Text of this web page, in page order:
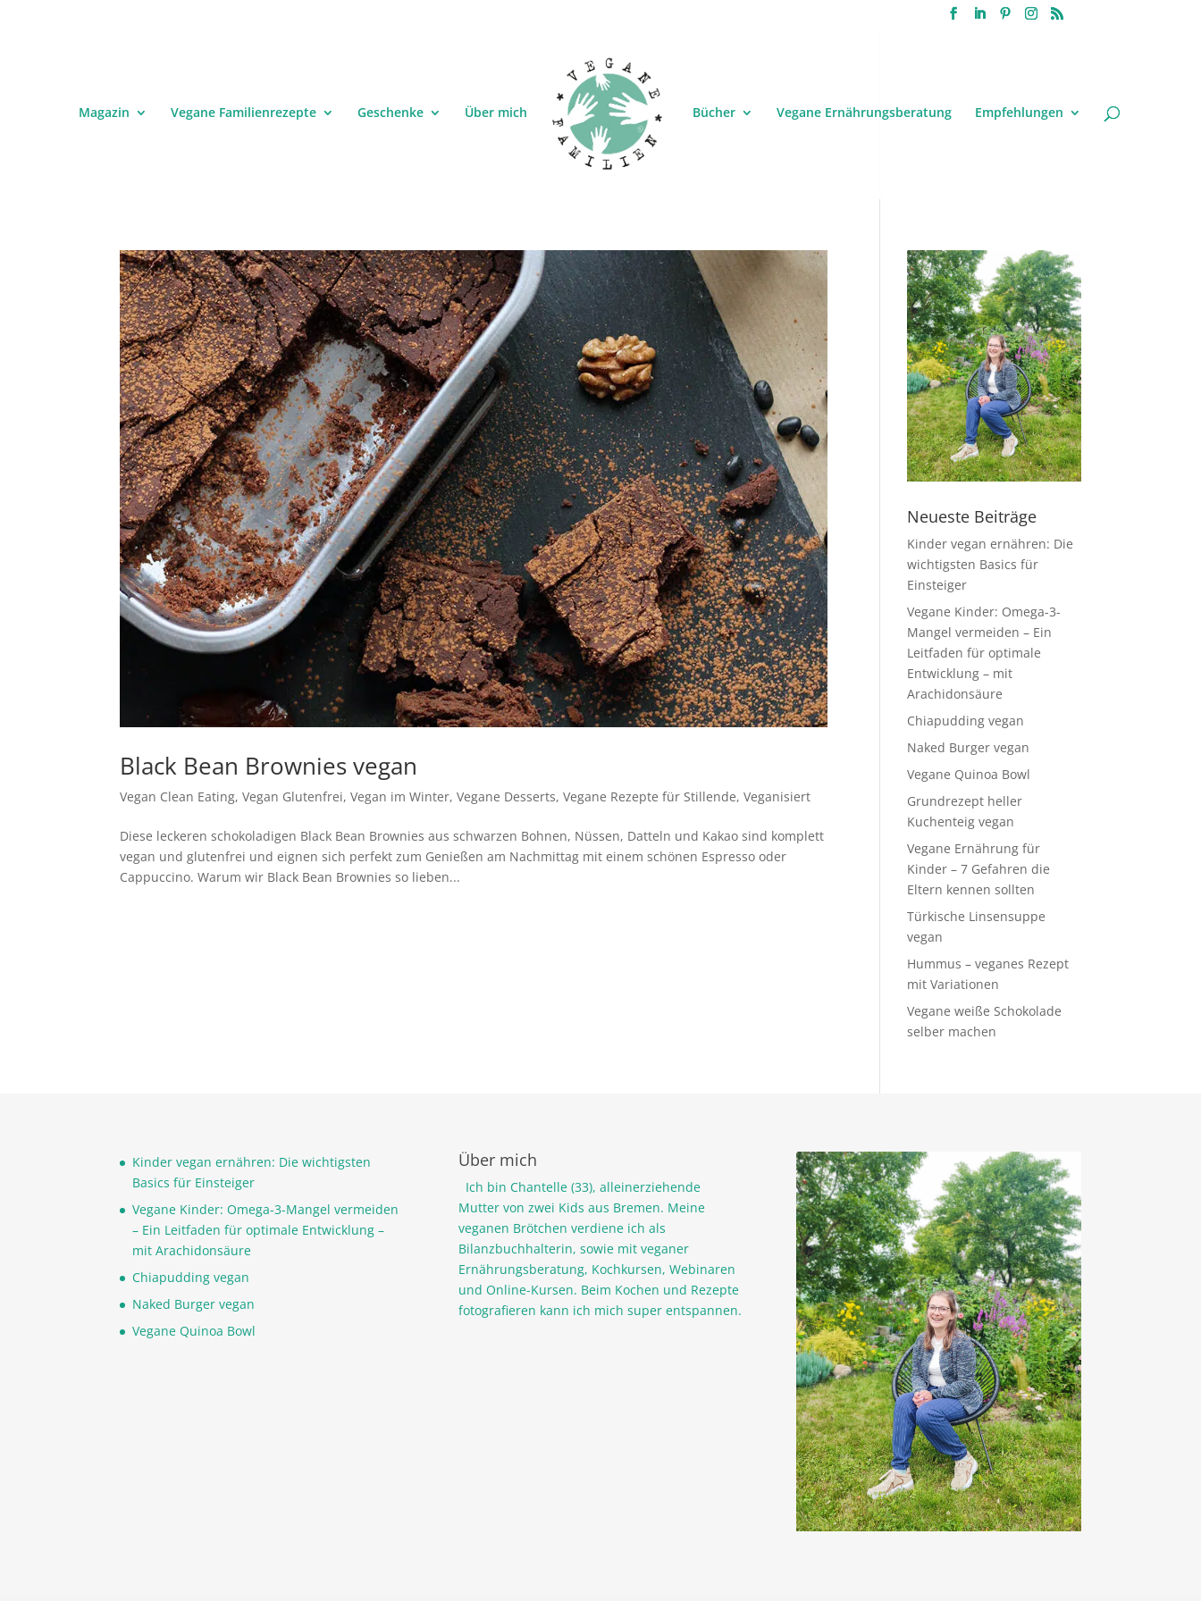
Magazin Vegane Familienrezepte Geschenke Über mich Bücher Vegane Ernährungsberatung Empfehlungen
Black Bean Brownies vegan
Vegan Clean Eating,Vegan Glutenfrei,Vegan im Winter,Vegane Desserts,Vegane Rezepte für Stillende,Veganisiert
Diese leckeren schokoladigen Black Bean Brownies aus schwarzen Bohnen, Nüssen, Datteln und Kakao sind komplett
vegan und glutenfrei und eignen sich perfekt zum Genießen am Nachmittag mit einem schönen Espresso oder
Cappuccino. Warum wir Black Bean Brownies so lieben...
Neueste Beiträge
Kinder vegan ernähren: Die
wichtigsten Basics für
Einsteiger
Vegane Kinder: Omega-3-
Mangel vermeiden – Ein
Leitfaden für optimale
Entwicklung – mit
Arachidonsäure
Chiapudding vegan
Naked Burger vegan
Vegane Quinoa Bowl
Grundrezept heller
Kuchenteig vegan
Vegane Ernährung für
Kinder – 7 Gefahren die
Eltern kennen sollten
Türkische Linsensuppe
vegan
Hummus – veganes Rezept
mit Variationen
Vegane weiße Schokolade
selber machen
Kinder vegan ernähren: Die wichtigsten
Basics für Einsteiger
Vegane Kinder: Omega-3-Mangel vermeiden
– Ein Leitfaden für optimale Entwicklung –
mit Arachidonsäure
Chiapudding vegan
Naked Burger vegan
Vegane Quinoa Bowl
Über mich
Ich bin Chantelle (33), alleinerziehende
Mutter von zwei Kids aus Bremen. Meine
veganen Brötchen verdiene ich als
Bilanzbuchhalterin, sowie mit veganer
Ernährungsberatung, Kochkursen, Webinaren
und Online-Kursen. Beim Kochen und Rezepte
fotografieren kann ich mich super entspannen.